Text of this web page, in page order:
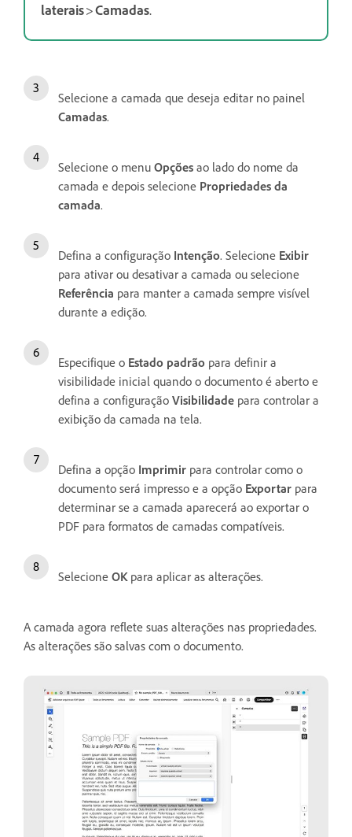
laterais>Camadas.
Selecione a camada que deseja editar no painel
Camadas.
Selecione o menu Opções ao lado do nome da
camada e depois selecione Propriedades da
camada.
Defina a configuração Intenção. Selecione Exibir
para ativar ou desativar a camada ou selecione
Referência para manter a camada sempre visível
durante a edição.
Especifique o Estado padrão para definir a
visibilidade inicial quando o documento é aberto e
defina a configuração Visibilidade para controlar a
exibição da camada na tela.
Defina a opção Imprimir para controlar como o
documento será impresso e a opção Exportar para
determinar se a camada aparecerá ao exportar o
PDF para formatos de camadas compatíveis.
Selecione OKpara aplicar as alterações.
A camada agora reflete suas alterações nas propriedades.
As alterações são salvas com o documento.